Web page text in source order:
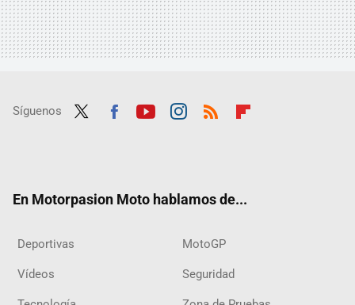
Síguenos
En Motorpasion Moto hablamos de...
Deportivas MotoGP
Vídeos Seguridad